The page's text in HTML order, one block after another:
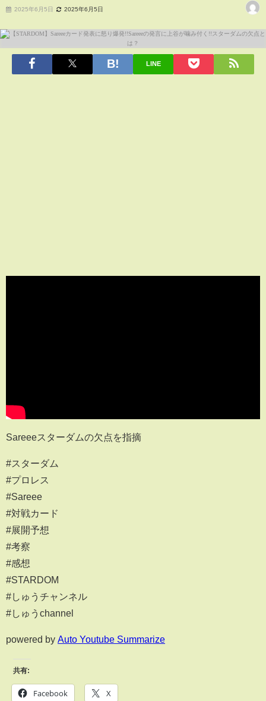
2025年6月5日 2025年6月5日
LINE
Sareeeスターダムの欠点を指摘
#スターダム
#プロレス
#Sareee
#対戦カード
#展開予想
#考察
#感想
#STARDOM
#しゅうチャンネル
#しゅうchannel
powered by Auto Youtube Summarize
共有:
Facebook X